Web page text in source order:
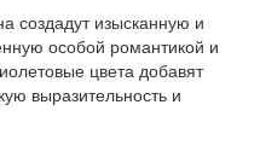
создадут изысканную и
особой романтикой и
цвета добавят
выразительность и